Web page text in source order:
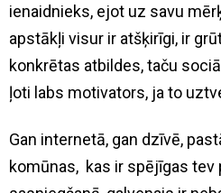
ienaidnieks, ejot uz savu
apstākļi visur ir atšķirīgi, ir
konkrētas atbildes, taču
ļoti labs motivators, ja to
Gan internetā, gan dzīvē,
komūnas, kas ir spējīgas tev